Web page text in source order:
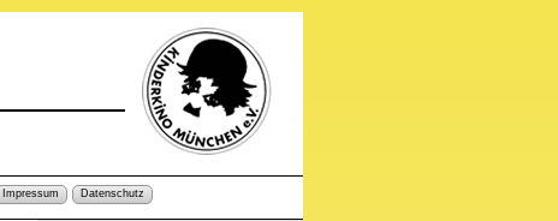
Impressum Datenschutz